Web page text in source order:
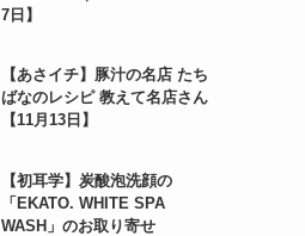
7日】
【あさイチ】豚汁の名店 たち
ばなのレシピ 教えて名店さん
【11月13日】
【初耳学】炭酸泡洗顔の
「EKATO. WHITE SPA
WASH」のお取り寄せ